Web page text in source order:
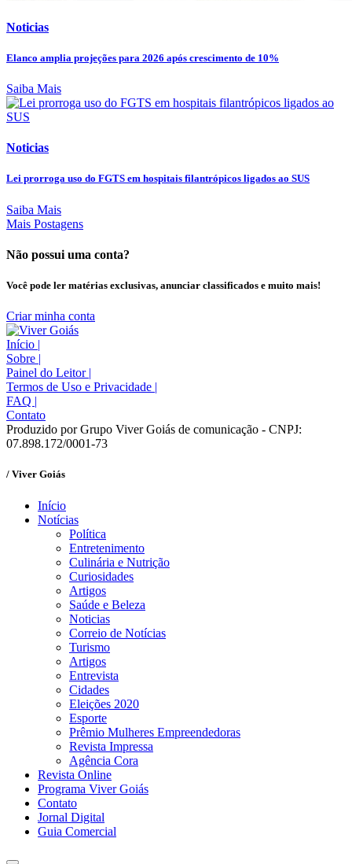
Noticias
Elanco amplia projeções para 2026 após crescimento de 10%
Saiba Mais
Noticias
Lei prorroga uso do FGTS em hospitais filantrópicos ligados ao SUS
Saiba Mais
Mais Postagens
Não possui uma conta?
Você pode ler matérias exclusivas, anunciar classificados e muito mais!
Criar minha conta
Início |
Sobre |
Painel do Leitor |
Termos de Uso e Privacidade |
FAQ |
Contato
Produzido por Grupo Viver Goiás de comunicação - CNPJ:
07.898.172/0001-73
/ Viver Goiás
Início
Notícias
Política
Entretenimento
Culinária e Nutrição
Curiosidades
Artigos
Saúde e Beleza
Noticias
Correio de Notícias
Turismo
Artigos
Entrevista
Cidades
Eleições 2020
Esporte
Prêmio Mulheres Empreendedoras
Revista Impressa
Agência Cora
Revista Online
Programa Viver Goiás
Contato
Jornal Digital
Guia Comercial